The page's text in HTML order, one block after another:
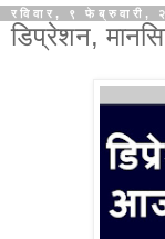
रविवार, ९ फेब्रुवारी,
डिप्रेशन,